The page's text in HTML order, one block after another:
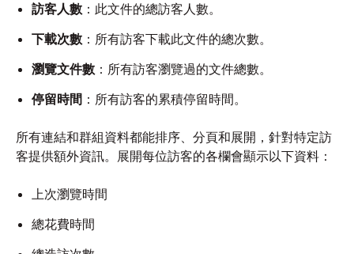
訪客人數 ：此文件的總訪客人數。
下載次數 ：所有訪客下載此文件的總次數。
瀏覽文件數 ：所有訪客瀏覽過的文件總數。
停留時間 ：所有訪客的累積停留時間。
所有連結和群組資料都能排序、分頁和展開，針對特定訪
客提供額外資訊。展開每位訪客的各欄會顯示以下資料：
上次瀏覽時間
總花費時間